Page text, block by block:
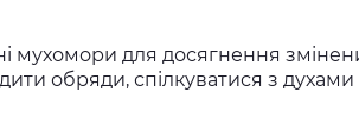
мухомори для досягнення
обряди, спілкуватися з духами